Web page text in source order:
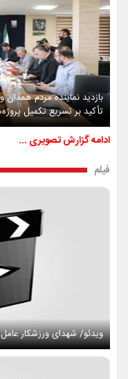
بازدید نماینده مردم همدان
تأکید بر تسریع تکمیل
ادامه گزارش تصویری ...
فیلم
ویدئو/ شهدای ورزشکار